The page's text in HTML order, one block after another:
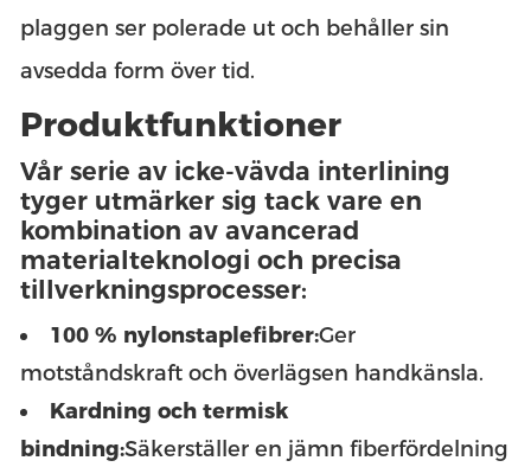
plaggen ser polerade ut och behåller sin
avsedda form över tid.
Produktfunktioner
Vår serie av icke-vävda interlining
tyger utmärker sig tack vare en
kombination av avancerad
materialteknologi och precisa
tillverkningsprocesser:
100 % nylonstaplefibrer:Ger
motståndskraft och överlägsen handkänsla.
Kardning och termisk
bindning:Säkerställer en jämn fiberfördelning